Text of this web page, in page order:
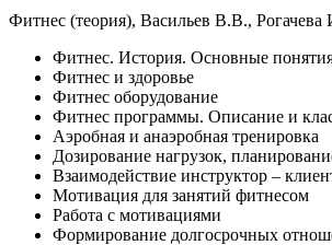
Фитнес (теория), Васильев В.В.,
Фитнес. История. Основные
Фитнес и здоровье
Фитнес оборудо­вание
Фитнес программы. Описание и
Аэробная и анаэробная тренировка
Дозирование нагрузок,
Взаимодействие инструктор –
Мотивация для занятий фитнесом
Работа с мотивациями
Формирование долгосрочных